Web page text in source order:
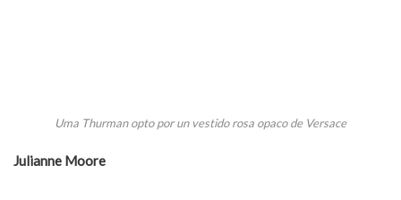
Uma Thurman opto por un vestido rosa opaco de Versace
Julianne Moore